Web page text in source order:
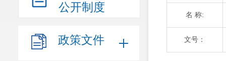
公开制度
政策文件
名 称:
文号：